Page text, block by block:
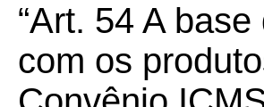
“Art. 54 A
com os